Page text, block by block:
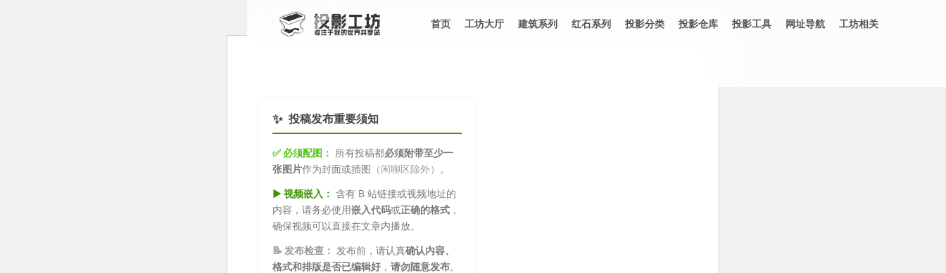
首页 工坊大厅 建筑系列 红石系列 投影分类 投影仓库 投影工具 网址导航 工坊相关
✨ 投稿发布重要须知
✅ 必须配图： 所有投稿都必须附带至少一
张图片作为封面或插图 （闲聊区除外） 。
▶️ 视频嵌入： 含有 B 站链接或视频地址的
内容，请务必使用嵌入代码或正确的格式 ，
确保视频可以直接在文章内播放。
📝 发布检查： 发布前，请认真确认内容、
格式和排版是否已编辑好 ， 请勿随意发布。